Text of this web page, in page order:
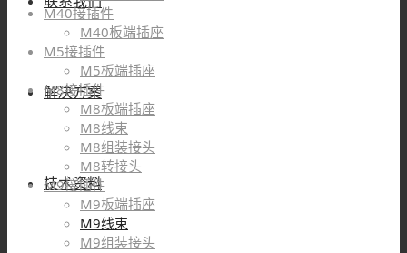
解决方案
技术资料
M40接插件
M40板端插座
M5接插件
M5板端插座
M8接插件
M8板端插座
M8线束
M8组装接头
M8转接头
M9接插件
M9板端插座
M9线束
M9组装接头